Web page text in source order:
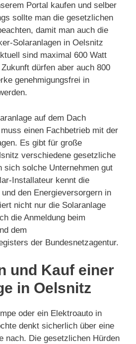
Portal kaufen und selber
sollte man die gesetzlichen
damit man auch die
Solaranlagen in Oelsnitz
sind maximal 600 Watt
dürfen aber auch 800
genehmigungsfrei in
auf dem Dach
einen Fachbetrieb mit der
Es gibt für große
verschiedene gesetzliche
sich solche Unternehmen gut
Installateur kennt die
den Energieversorgern in
nicht nur die Solaranlage
die Anmeldung beim
dem
der Bundesnetzagentur.
und Kauf einer
in Oelsnitz
oder ein Elektroauto in
denkt sicherlich über eine
nach. Die gesetzlichen Hürden